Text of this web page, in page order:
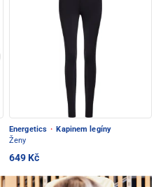
Energetics · Kapinem legíny
Ženy
649 Kč